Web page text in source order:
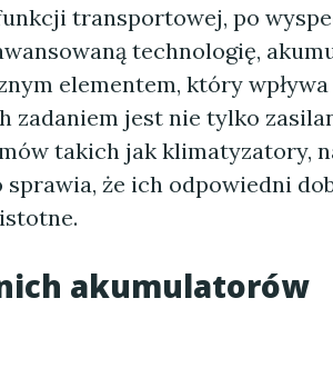
transportowej, po
technologię,
elementem, który
zadaniem jest nie tylko
takich jak klimatyzatory,
że ich odpowiedni
akumulatorów